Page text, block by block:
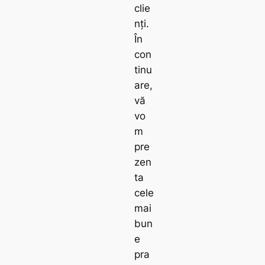
clie
nți.
În
con
tinu
are,
vă
vo
m
pre
zen
ta
cele
mai
bun
e
pra